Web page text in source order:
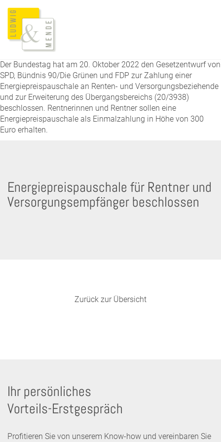
Der Bundestag hat am 20. Oktober 2022 den Gesetzentwurf von
SPD, Bündnis 90/Die Grünen und FDP zur Zahlung einer
Energiepreispauschale an Renten- und Versorgungsbeziehende
und zur Erweiterung des Übergangsbereichs (20/3938)
beschlossen. Rentnerinnen und Rentner sollen eine
Energiepreispauschale als Einmalzahlung in Höhe von 300
Euro erhalten.
Energiepreispauschale für Rentner und
Versorgungsempfänger beschlossen
Zurück zur Übersicht
Ihr persönliches
Vorteils-Erstgespräch
Profitieren Sie von unserem Know-how und vereinbaren Sie